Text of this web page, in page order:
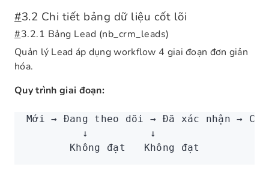
#3.2 Chi tiết bảng dữ liệu cốt lõi
#3.2.1 Bảng Lead (nb_crm_leads)
Quản lý Lead áp dụng workflow 4 giai đoạn đơn giản
hóa.
Quy trình giai đoạn:
Mới → Đang theo dõi → Đã xác nhận →
         ↓          ↓
       Không đạt   Không đạt